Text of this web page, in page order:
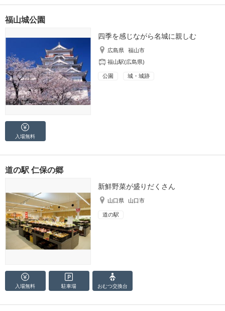
福山城公園
四季を感じながら名城に親しむ
広島県
福山市
福山駅(広島県)
公園 城・城跡
入場無料
道の駅 仁保の郷
新鮮野菜が盛りだくさん
山口県 山口市
道の駅
入場無料 駐車場 おむつ交換台